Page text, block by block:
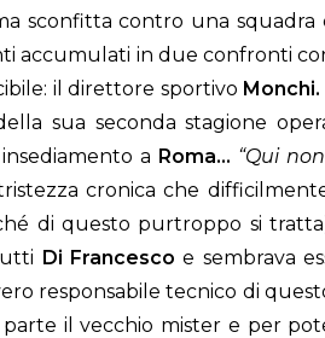
sconfitta contro una
accumulati in due confronti
il direttore sportivo Monchi.
sua seconda stagione
a Roma… “Qui
cronica che
di questo purtroppo si
Di Francesco e sembrava
responsabile tecnico di
il vecchio mister e per